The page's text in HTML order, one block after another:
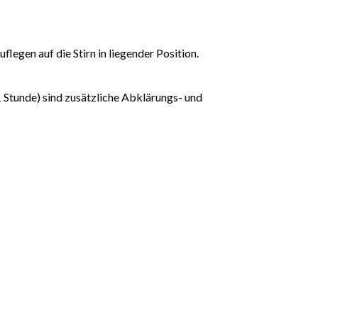
auf die Stirn in liegender Position.
sind zusätzliche Abklärungs- und